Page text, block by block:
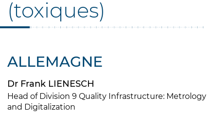
(toxiques)
ALLEMAGNE
Dr Frank LIENESCH
Head of Division 9 Quality Infrastructure: Metrology
and Digitalization